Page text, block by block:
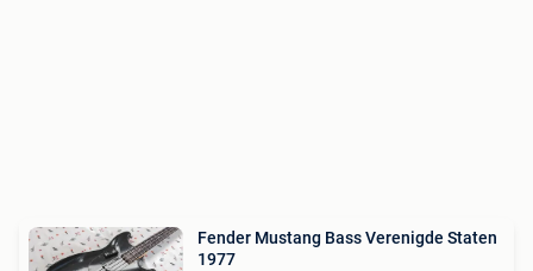
Fender Mustang Bass Verenigde Staten
1977